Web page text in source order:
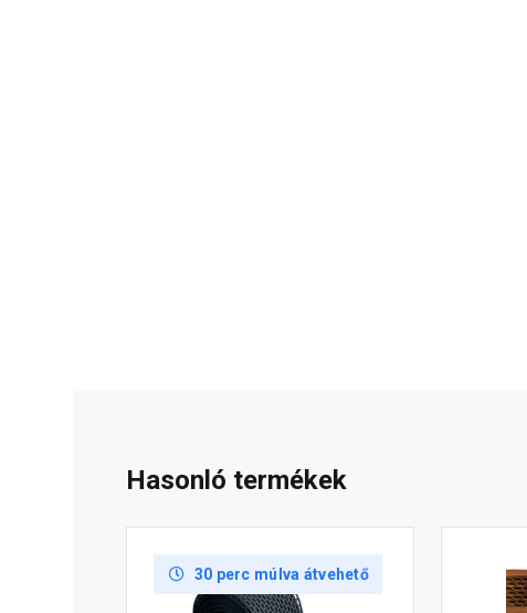
Hasonló termékek
30 perc múlva átvehető